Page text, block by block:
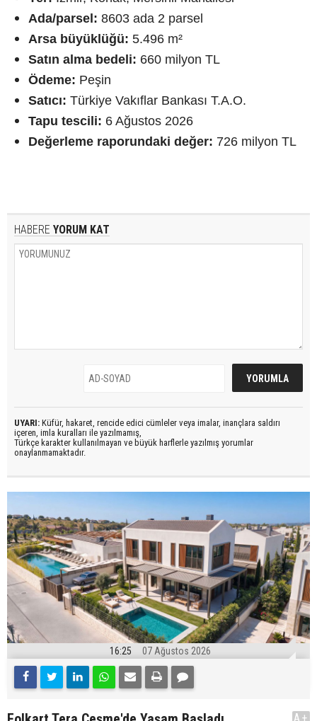
Ada/parsel: 8603 ada 2 parsel
Arsa büyüklüğü: 5.496 m²
Satın alma bedeli: 660 milyon TL
Ödeme: Peşin
Satıcı: Türkiye Vakıflar Bankası T.A.O.
Tapu tescili: 6 Ağustos 2026
Değerleme raporundaki değer: 726 milyon TL
HABERE YORUM KAT
UYARI: Küfür, hakaret, rencide edici cümleler veya imalar, inançlara saldırı
içeren, imla kuralları ile yazılmamış,
Türkçe karakter kullanılmayan ve büyük harflerle yazılmış yorumlar
onaylanmamaktadır.
16:25 07 Ağustos 2026
A+